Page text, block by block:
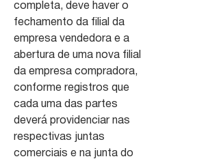
completa, deve haver o
fechamento da filial da
empresa vendedora e a
abertura de uma nova filial
da empresa compradora,
conforme registros que
cada uma das partes
deverá providenciar nas
respectivas juntas
comerciais e na junta do